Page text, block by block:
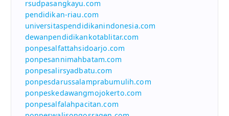
rsudpasangkayu.com
pendidikan-riau.com
universitaspendidikanindonesia.com
dewanpendidikankotablitar.com
ponpesalfattahsidoarjo.com
ponpesannimahbatam.com
ponpesalirsyadbatu.com
ponpesdarussalamprabumulih.com
ponpeskedawangmojokerto.com
ponpesalfalahpacitan.com